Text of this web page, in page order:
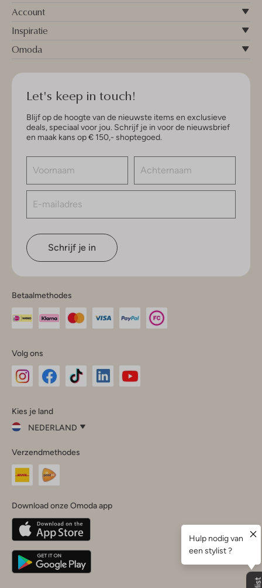
Account
Inspiratie
Omoda
Let's keep in touch!
Blijf op de hoogte van de nieuwste items en exclusieve
deals, speciaal voor jou. Schrijf je in voor de nieuwsbrief
en maak kans op € 150,- shoptegoed.
Schrijf je in
Betaalmethodes
Volg ons
InstagramFacebook
Kies je land
NEDERLAND
je
land
Nederland
Belgique(Français)
Deutschland
Verzendmethodes
Download onze Omoda app